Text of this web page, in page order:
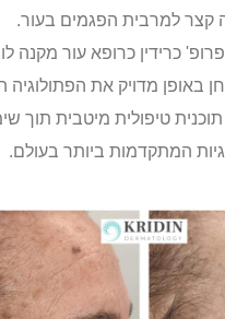
קצר למרבית הפגמים בעור.
כרידין כרופא עור מקנה
באופן מדויק את הפתולוגיה
טיפולית מיטבית תוך
המתקדמות ביותר בעולם.